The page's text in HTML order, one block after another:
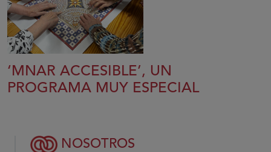
‘MNAR ACCESIBLE’, UN
PROGRAMA MUY ESPECIAL
NOSOTROS